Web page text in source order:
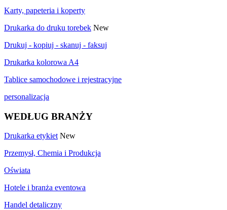
Karty, papeteria i koperty
Drukarka do druku torebek New
Drukuj - kopiuj - skanuj - faksuj
Drukarka kolorowa A4
Tablice samochodowe i rejestracyjne
personalizacja
WEDŁUG BRANŻY
Drukarka etykiet New
Przemysł, Chemia i Produkcja
Oświata
Hotele i branża eventowa
Handel detaliczny